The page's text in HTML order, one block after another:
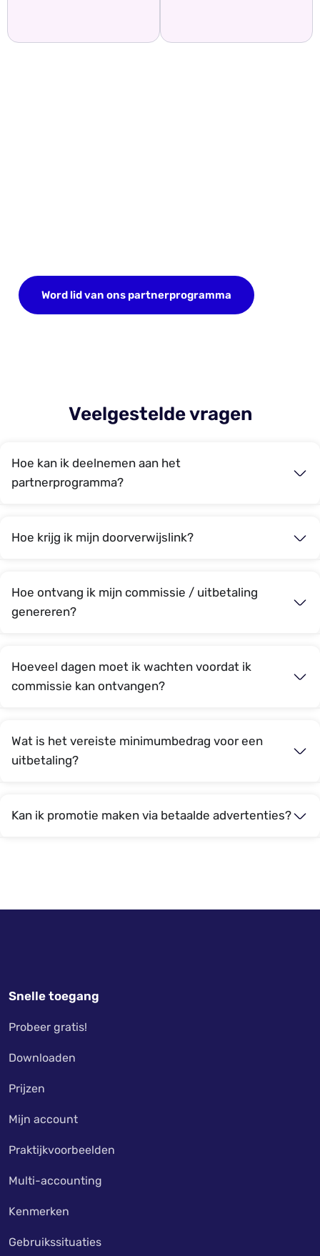
Word lid van ons partnerprogramma
Veelgestelde vragen
Hoe kan ik deelnemen aan het
partnerprogramma?
Hoe krijg ik mijn doorverwijslink?
Hoe ontvang ik mijn commissie / uitbetaling
genereren?
Hoeveel dagen moet ik wachten voordat ik
commissie kan ontvangen?
Wat is het vereiste minimumbedrag voor een
uitbetaling?
Kan ik promotie maken via betaalde advertenties?
Snelle toegang
Probeer gratis!
Downloaden
Prijzen
Mijn account
Praktijkvoorbeelden
Multi-accounting
Kenmerken
Gebruikssituaties